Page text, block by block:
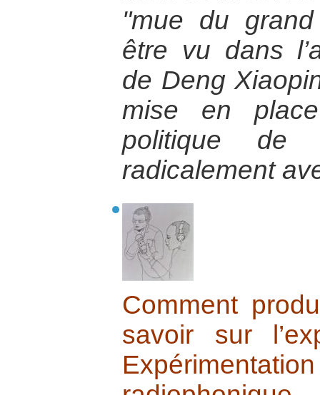
"mue du
être vu dans
de Deng
mise en
politique de
radicalement
Comment
savoir sur